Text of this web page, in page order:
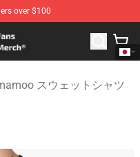
over $100
Merchandise Shop
スウェットシャツ